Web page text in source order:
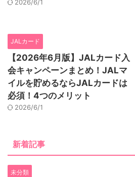
2026/6/1
JALカード
【2026年6月版】JALカード入
会キャンペーンまとめ！JALマ
イルを貯めるならJALカードは
必須！4つのメリット
2026/6/1
新着記事
未分類